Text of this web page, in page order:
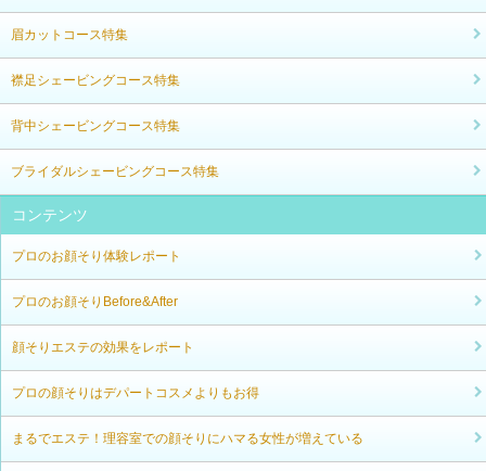
眉カットコース特集
襟足シェービングコース特集
背中シェービングコース特集
ブライダルシェービングコース特集
コンテンツ
プロのお顔そり体験レポート
プロのお顔そりBefore&After
顔そりエステの効果をレポート
プロの顔そりはデパートコスメよりもお得
まるでエステ！理容室での顔そりにハマる女性が増えている